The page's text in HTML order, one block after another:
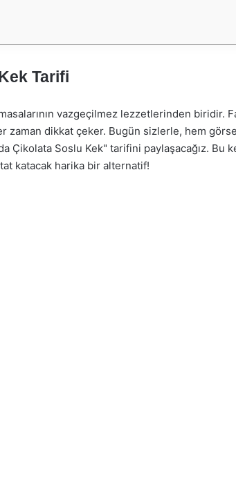
Tarifi
vazgeçilmez lezzetlerinden biridir.
dikkat çeker. Bugün sizlerle, hem
Çikolata Soslu Kek" tarifini paylaşacağız. Bu
katacak harika bir alternatif!